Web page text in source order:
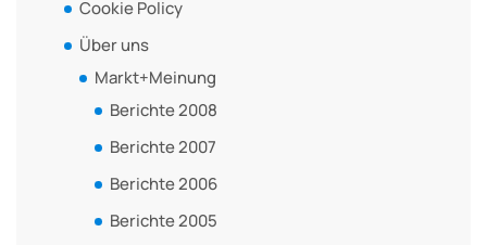
Cookie Policy
Über uns
Markt+Meinung
Berichte 2008
Berichte 2007
Berichte 2006
Berichte 2005